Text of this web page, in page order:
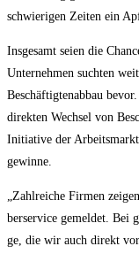
schwie­ri­gen Zei­ten ein
Ins­ge­samt sei­en die
Unter­neh­men such­ten
Beschäf­tig­ten­ab­bau
direk­ten Wech­sel von
Initia­ti­ve der
gewinne.
„Zahl­rei­che Fir­men
ber­ser­vice gemel­det. Bei
ge, die wir auch direkt